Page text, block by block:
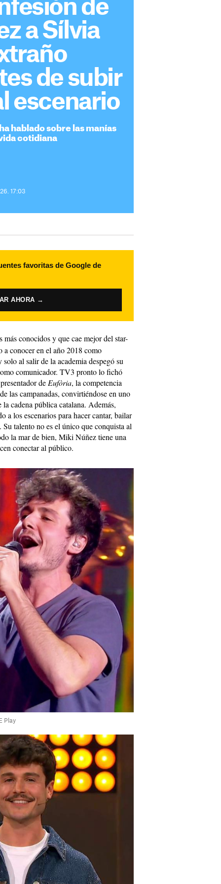
de
a Sílvia
de subir
escenario
hablado sobre las manías
cotidiana
17:03
favoritas de Google de
AHORA →
más conocidos y que cae mejor del star-
a conocer en el año 2018 como
al salir de la academia despegó su
comunicador. TV3 pronto lo fichó
de Eufòria, la competencia
las campanadas, convirtiéndose en uno
cadena pública catalana. Además,
a los escenarios para hacer cantar, bailar
talento no es el único que conquista al
la mar de bien, Miki Núñez tiene una
conectar al público.
Play